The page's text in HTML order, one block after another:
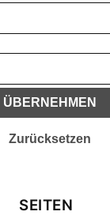
Leopold (299)
(98)
(697)
(178)
ÜBERNEHMEN
Zurücksetzen
SEITEN